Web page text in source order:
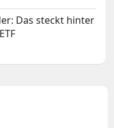
Das steckt hinter